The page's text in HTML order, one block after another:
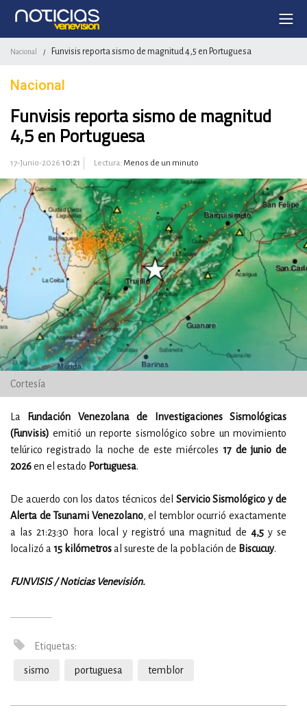
Nacional / Funvisis reporta sismo de magnitud 4,5 en Portuguesa
Nacional
Funvisis reporta sismo de magnitud
4,5 en Portuguesa
17-Junio-2026 10:21 Lectura: Menos de un minuto
Cortesía
La
Fundación Venezolana de Investigaciones Sismológicas
(Funvisis)emitió un reporte sismológico sobre un movimiento
telúrico registrado la noche de este miércoles 17 de junio de
2026en el estado Portuguesa.
De acuerdo con los datos técnicos del Servicio Sismológico y de
Alerta de Tsunami Venezolano, el temblor ocurrió exactamente
a las 21:23:30 hora local y registró una magnitud de 4,5y se
localizó a 15 kilómetrosal sureste de la población de Biscucuy.
FUNVISIS / Noticias Venevisión.
Etiquetas:
sismo portuguesa temblor